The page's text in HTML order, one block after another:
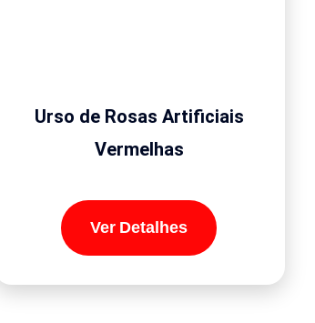
Urso de Rosas Artificiais
Vermelhas
Ver Detalhes